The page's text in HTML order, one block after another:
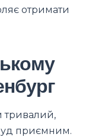
отримати
тривалий,
приємним.